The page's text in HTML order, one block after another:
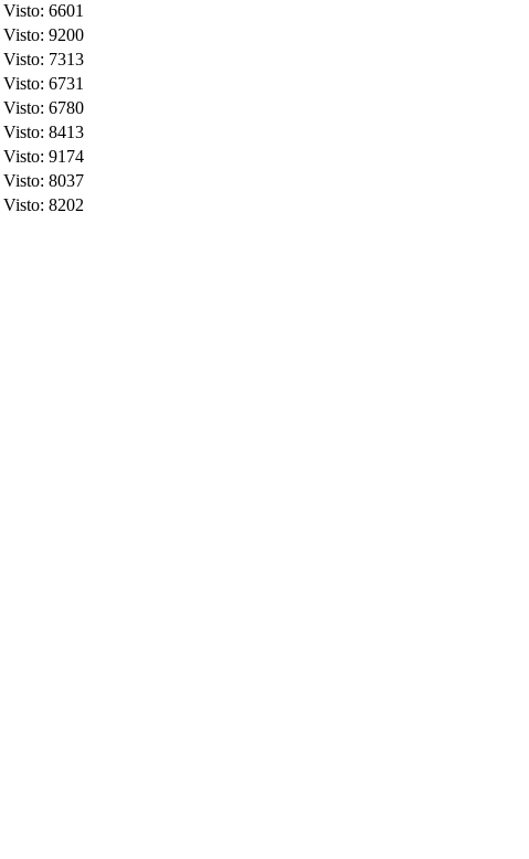
Visto: 6601
Visto: 9200
Visto: 7313
Visto: 6731
Visto: 6780
Visto: 8413
Visto: 9174
Visto: 8037
Visto: 8202